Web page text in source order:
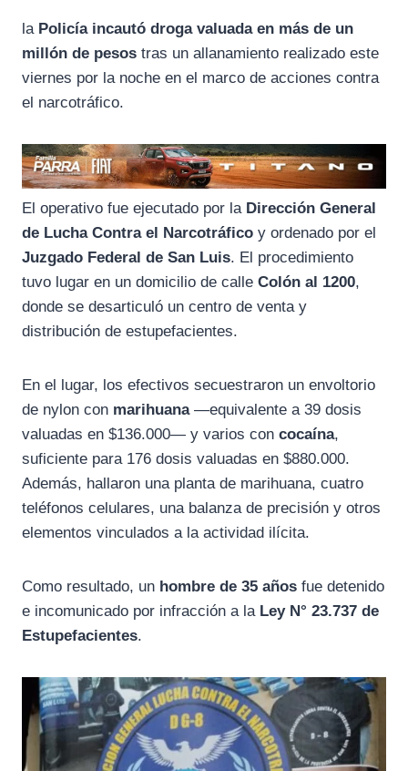
e
b
o
k
g
m
s
p
la Policía incautó droga valuada en más de un
millón de pesos tras un allanamiento realizado este
viernes por la noche en el marco de acciones contra
el narcotráfico.
El operativo fue ejecutado por la Dirección General
de Lucha Contra el Narcotráfico y ordenado por el
Juzgado Federal de San Luis. El procedimiento
tuvo lugar en un domicilio de calle Colón al 1200,
donde se desarticuló un centro de venta y
distribución de estupefacientes.
En el lugar, los efectivos secuestraron un envoltorio
de nylon con marihuana—equivalente a 39 dosis
valuadas en $136.000— y varios con cocaína,
suficiente para 176 dosis valuadas en $880.000.
Además, hallaron una planta de marihuana, cuatro
teléfonos celulares, una balanza de precisión y otros
elementos vinculados a la actividad ilícita.
Como resultado, un hombre de 35 años fue detenido
e incomunicado por infracción a la Ley N° 23.737 de
Estupefacientes.